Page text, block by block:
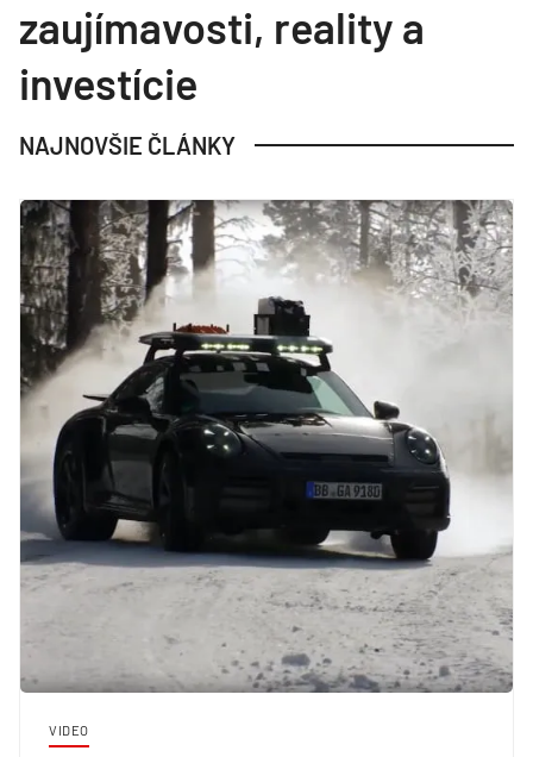
zaujímavosti, reality a
investície
NAJNOVŠIE ČLÁNKY
VIDEO